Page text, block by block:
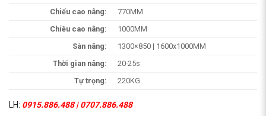
Chiểu cao nâng:
770MM
Chiều cao nâng:
1000MM
Sàn nâng:
1300×850 | 1600x1000MM
Thời gian nâng:
20-25s
Tự trọng:
220KG
LH: 0915.886.488 | 0707.886.488